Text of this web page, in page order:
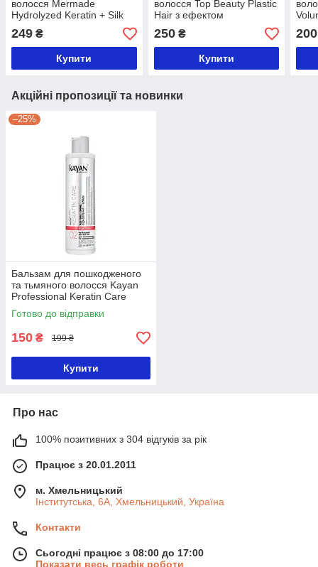
волосся Mermade
Hydrolyzed Keratin + Silk
для легкого розчісування
150 мл
249 ₴
Купити
волосся Top Beauty Plastic
Hair з ефектом
ламінування 250 мл
250₴
Купити
200
Акційні пропозиції та новинки
–25%
Бальзам для пошкодженого
та тьмяного волосся Kayan
Professional Keratin Care
Balsam з кератином
Готово до відправки
150 ₴ 199 ₴
Купити
Про нас
100% позитивних з 304 відгуків за рік
Працює з 20.01.2011
м. Хмельницький
Інститутська, 6А, Хмельницький, Україна
Контакти
Сьогодні працює з 08:00 до 17:00
Показати весь графік роботи